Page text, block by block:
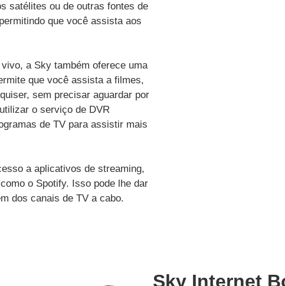
satélites ou de outras fontes de
que você assista aos
a Sky também oferece uma
que você assista a filmes,
sem precisar aguardar por
o serviço de DVR
de TV para assistir mais
a aplicativos de streaming,
o Spotify. Isso pode lhe dar
dos canais de TV a cabo.
Sky Internet